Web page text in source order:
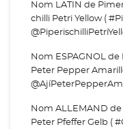
Nom LATIN de
chilli Petri Yellow (
Nom ESPAGNOL
Peter Pepper
Nom ALLEMAND
Peter Pfeffer Gelb (